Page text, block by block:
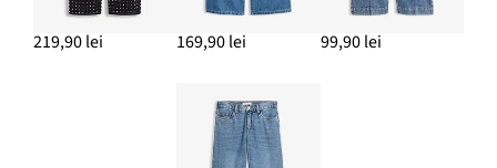
219,90 lei 169,90 lei 99,90 lei